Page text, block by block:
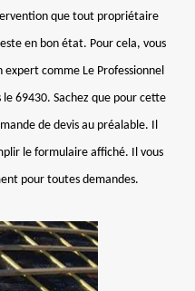
que tout propriétaire
en bon état. Pour cela, vous
comme Le Professionnel
69430. Sachez que pour cette
de devis au préalable. Il
le formulaire affiché. Il vous
pour toutes demandes.